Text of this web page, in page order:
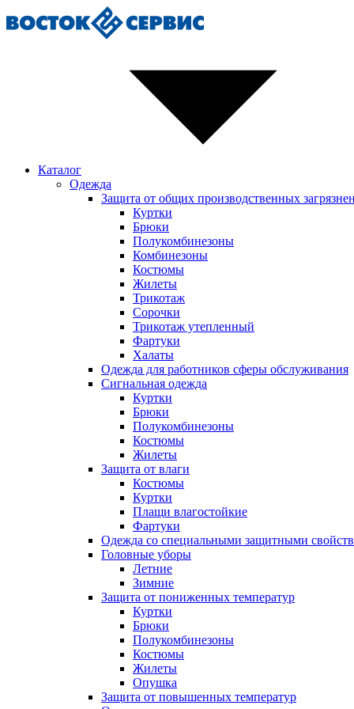
Каталог
Одежда
Защита от общих производственных
Куртки
Брюки
Полукомбинезоны
Комбинезоны
Костюмы
Жилеты
Трикотаж
Сорочки
Трикотаж утепленный
Фартуки
Халаты
Одежда для работников сферы обслуживания
Сигнальная одежда
Куртки
Брюки
Полукомбинезоны
Костюмы
Жилеты
Защита от влаги
Костюмы
Куртки
Плащи влагостойкие
Фартуки
Одежда со специальными защитными
Головные уборы
Летние
Зимние
Защита от пониженных температур
Куртки
Брюки
Полукомбинезоны
Костюмы
Жилеты
Опушка
Защита от повышенных температур